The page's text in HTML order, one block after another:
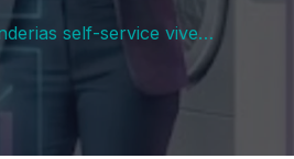
service vivem um momento de forte expansão no Brasil